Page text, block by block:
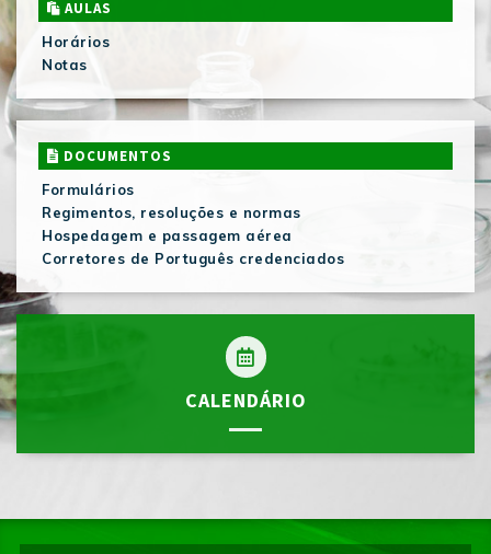
AULAS
Horários
Notas
DOCUMENTOS
Formulários
Regimentos, resoluções e normas
Hospedagem e passagem aérea
Corretores de Português credenciados
CALENDÁRIO